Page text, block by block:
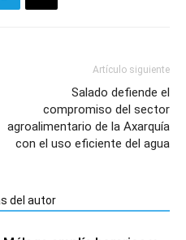
Artículo siguiente
Salado defiende el
compromiso del sector
agroalimentario de la Axarquía
con el uso eficiente del agua
del autor